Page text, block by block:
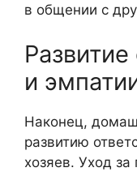
в общении с
Развитие
и
Наконец,
развитию
хозяев. Уход